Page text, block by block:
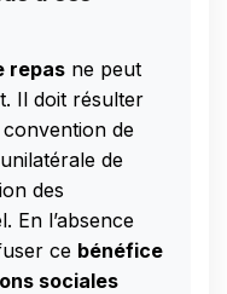
repas ne peut
Il doit résulter
convention de
de
des
En l’absence
ce bénéfice
sociales